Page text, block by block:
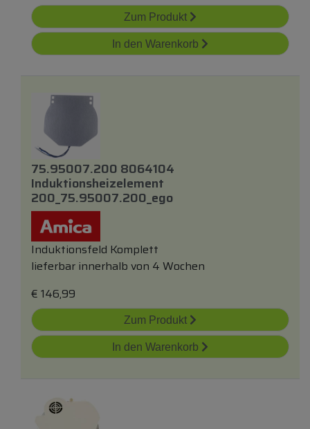
Zum Produkt
In den Warenkorb
75.95007.200 8064104
Induktionsheizelement
200_75.95007.200_ego
Induktionsfeld Komplett
lieferbar innerhalb von 4 Wochen
€ 146,99
Zum Produkt
In den Warenkorb